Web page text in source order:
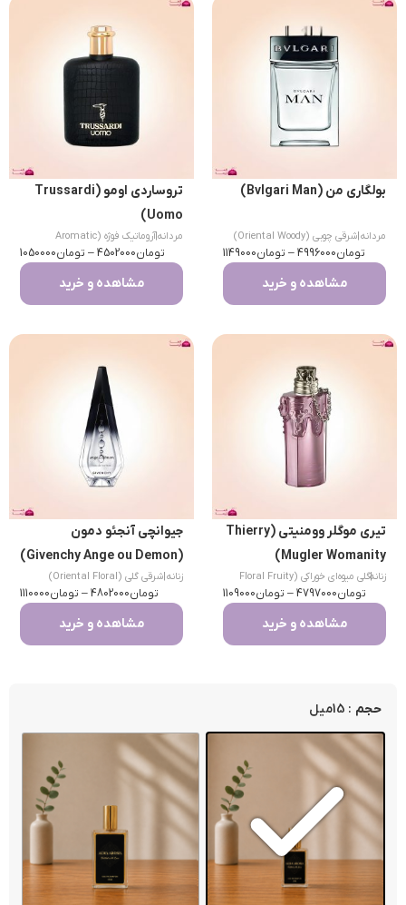
بولگاری من (Bvlgari Man)
مردانه|شرقی چوبی (Oriental Woody)
تومان4996000
– تومان1149000
مشاهده و خرید
تروساردی اومو (Trussardi
Uomo)
مردانه|
آروماتیک فوژه (Aromatic
Fougere)
تومان4502000
– تومان1050000
مشاهده و خرید
تیری موگلر وومنیتی (Thierry
Mugler Womanity)
زنانه
|
گلی میوه‌ای خوراکی (Floral Fruity
Gourmand)
تومان4797000
– تومان1109000
مشاهده و خرید
جیوانچی آنجئو دمون
(Givenchy Ange ou Demon)
زنانه|شرقی گلی (Oriental Floral)
تومان4802000
– تومان1110000
مشاهده و خرید
حجم : 15میل